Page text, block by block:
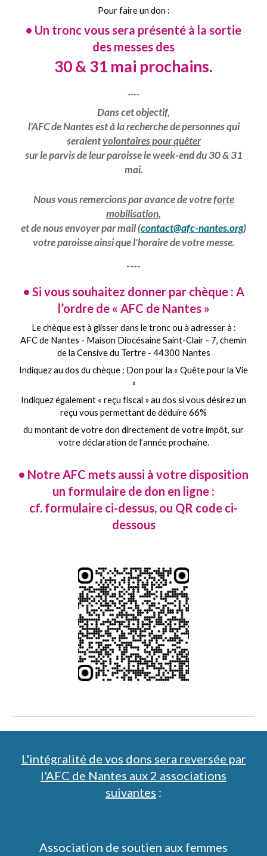
Pour faire un don :
• Un tronc vous sera présenté à la sortie
des messes des
30 & 31 mai prochains.
----
Dans cet objectif,
l'AFC de Nantes est à la recherche de personnes qui
seraientvolontaires pour quêter
sur le parvis de leur paroisse le week-end du 30 & 31
mai.
Nous vous remercions par avance de votreforte
mobilisation,
et de nous envoyer par mail (contact@afc-nantes.org)
votre paroisse ainsi que l'horaire de votre messe.
----
• Si vous souhaitez donner par chèque : A
l’ordre de « AFC de Nantes »
Le chèque est à glisser dans le tronc ou à adresser à :
AFC de Nantes - Maison Diocésaine Saint-Clair - 7, chemin
de la Censive du Tertre - 44300 Nantes
Indiquez au dos du chèque : Don pour la « Quête pour la Vie
»
Indiquez également « reçu fiscal » au dos si vous désirez un
reçu vous permettant de déduire 66%
du montant de votre don directement de votre impôt, sur
votre déclaration de l’année prochaine.
• Notre AFC mets aussi à votre disposition
un formulaire de don en ligne :
cf. formulaire ci-dessus, ou QR code ci-
dessous
L'intégralité de vos dons sera reversée par
l'AFC de Nantes aux 2 associations
suivantes :
Association de soutien aux femmes